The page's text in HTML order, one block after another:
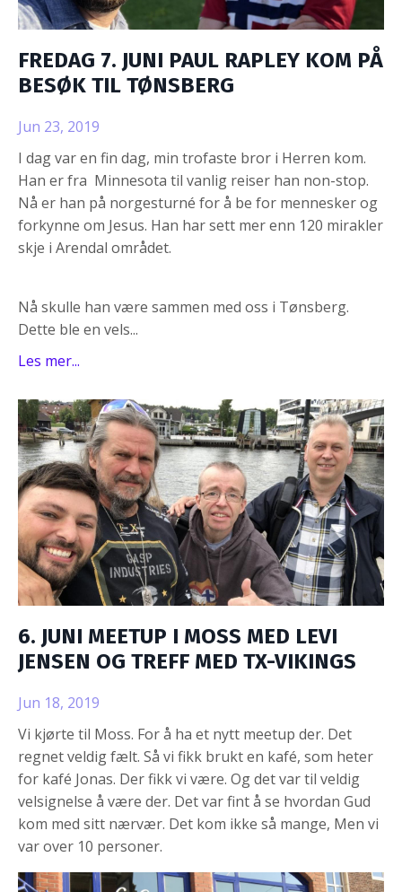
FREDAG 7. JUNI PAUL RAPLEY KOM PÅ
BESØK TIL TØNSBERG
Jun 23, 2019
I dag var en fin dag, min trofaste bror i Herren kom.
Han er fra Minnesota til vanlig reiser han non-stop.
Nå er han på norgesturné for å be for mennesker og
forkynne om Jesus. Han har sett mer enn 120 mirakler
skje i Arendal området.
Nå skulle han være sammen med oss i Tønsberg.
Dette ble en vels...
Les mer...
6. JUNI MEETUP I MOSS MED LEVI
JENSEN OG TREFF MED TX-VIKINGS
Jun 18, 2019
Vi kjørte til Moss. For å ha et nytt meetup der. Det
regnet veldig fælt. Så vi fikk brukt en kafé, som heter
for kafé Jonas. Der fikk vi være. Og det var til veldig
velsignelse å være der. Det var fint å se hvordan Gud
kom med sitt nærvær. Det kom ikke så mange, Men vi
var over 10 personer.